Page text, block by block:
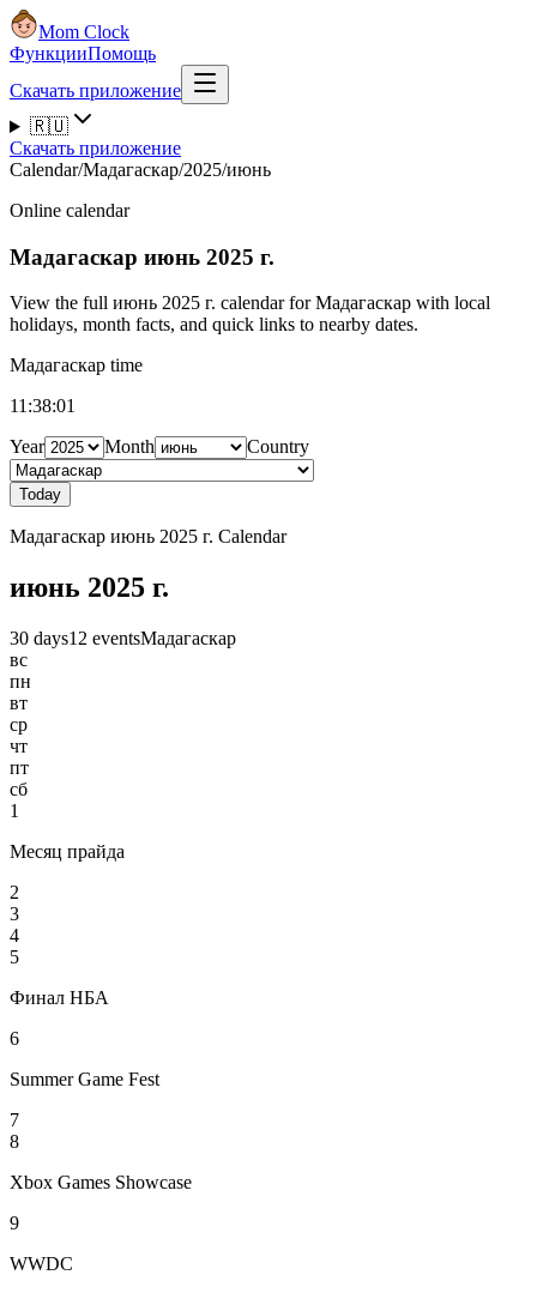
Mom Clock
ФункцииПомощь
Скачать приложение
🇷🇺
Скачать приложение
Calendar/Мадагаскар/2025/июнь
Online calendar
Мадагаскар июнь 2025 г.
View the full июнь 2025 г. calendar for Мадагаскар with local
holidays, month facts, and quick links to nearby dates.
Мадагаскар time
11:38:01
Year
Month Country
Today
Мадагаскар июнь 2025 г. Calendar
июнь 2025 г.
30 days12 eventsМадагаскар
вс
пн
вт
ср
чт
пт
сб
1
Месяц прайда
2
3
4
5
Финал НБА
6
Summer Game Fest
7
8
Xbox Games Showcase
9
WWDC